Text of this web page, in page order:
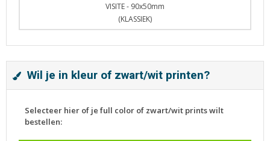
VISITE - 90x50mm
(KLASSIEK)
Wil je in kleur of zwart/wit printen?
Selecteer hier of je full color of zwart/wit prints wilt
bestellen: